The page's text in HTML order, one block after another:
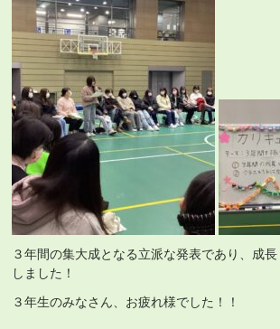
３年間の集大成となる立派な発表であり、成
しました！
３年生のみなさん、お疲れ様でした！！